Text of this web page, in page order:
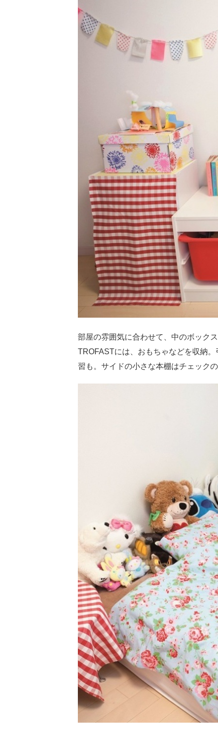
部屋の雰囲気に合わせて、中のボック
TROFASTには、おもちゃなどを収納
習も。サイドの小さな本棚はチェック